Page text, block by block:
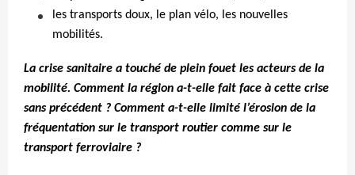
les transports doux, le plan vélo, les nouvelles
mobilités.
La crise sanitaire a touché de plein fouet les acteurs de la
mobilité. Comment la région a-t-elle fait face à cette crise
sans précédent ? Comment a-t-elle limité l’érosion de la
fréquentation sur le transport routier comme sur le
transport ferroviaire ?